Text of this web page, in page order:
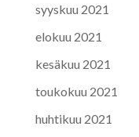
syyskuu 2021
elokuu 2021
kesäkuu 2021
toukokuu 2021
huhtikuu 2021